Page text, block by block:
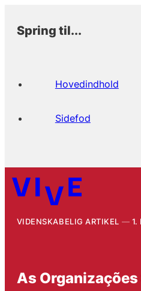
Spring til...
Hovedindhold
Sidefod
VIDENSKABELIG ARTIKEL 1.
As